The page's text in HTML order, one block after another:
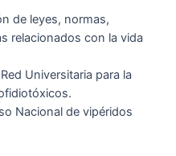
de leyes, normas,
relacionados con la vida
Universitaria para la
Nacional de vipéridos